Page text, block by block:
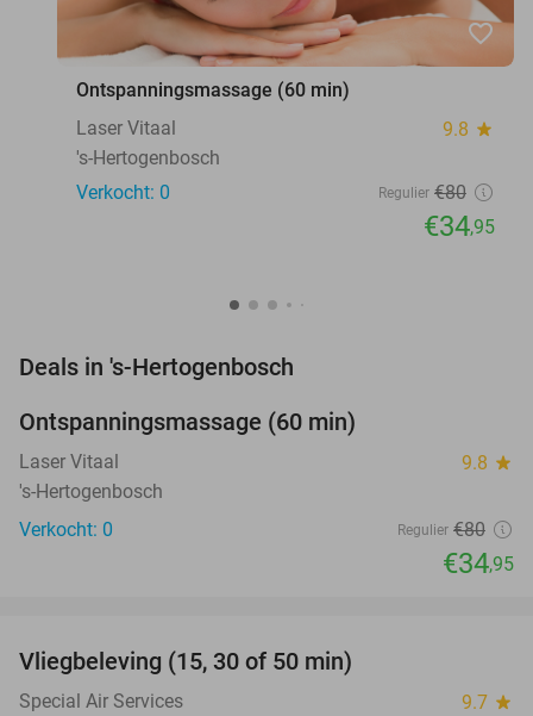
favorite_border
Ontspanningsmassage (60 min)
Laser Vitaal
9.8 star
's-Hertogenbosch
Verkocht: 0
Regulier €80
€34,95
Deals in 's-Hertogenbosch
NEW
TODAY
Ontspanningsmassage (60 min)
Laser Vitaal 9.8 star
's-Hertogenbosch
Verkocht: 0
Regulier €80
€34,95
NEW
TODAY
Vliegbeleving (15, 30 of 50 min)
Special Air Services 9.7 star